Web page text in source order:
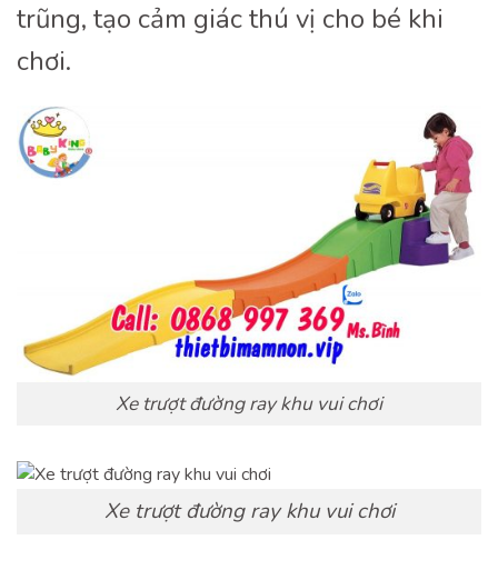
trũng, tạo cảm giác thú vị cho bé khi
chơi.
Xe trượt đường ray khu vui chơi
Xe trượt đường ray khu vui chơi